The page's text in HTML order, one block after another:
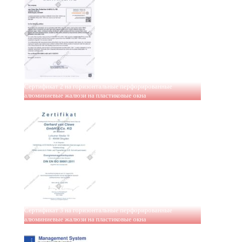
Сертификат 2 на горизонтальные перфорированные
алюминиевые жалюзи на пластиковые окна
Сертификат 3 на горизонтальные перфорированные
алюминиевые жалюзи на пластиковые окна